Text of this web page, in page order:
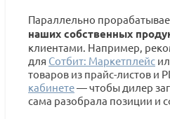
Параллельно
наших собственных
клиентами. Например,
для Сотбит: Маркетплейс
товаров из прайс-листов и
кабинете— чтобы дилер
сама разобрала позиции и